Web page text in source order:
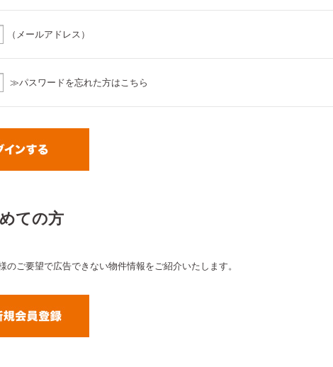
（メールアドレス）
≫パスワードを忘れた方はこちら
ての方
ご要望で広告できない物件情報をご紹介いたします。